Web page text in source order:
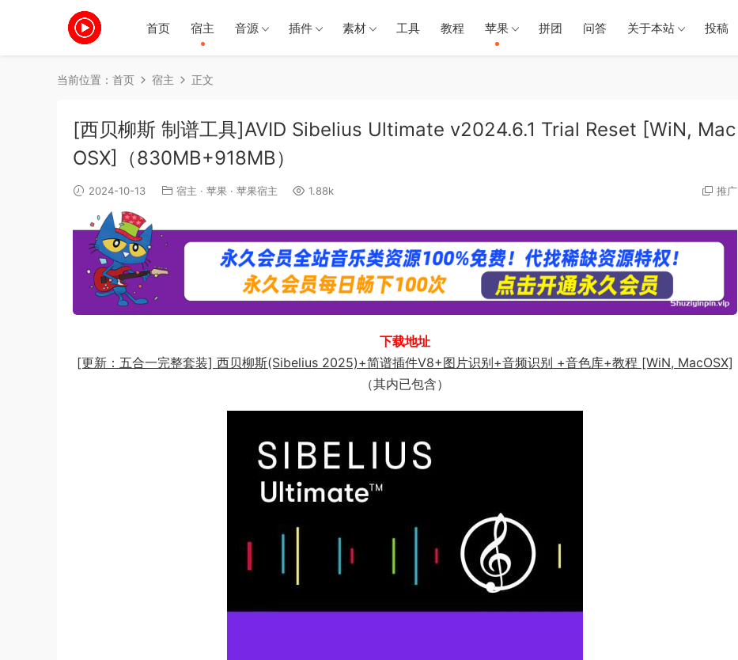
首页 宿主 音源 插件 素材 工具 教程 苹果 拼团 问答 关于本站 投稿
当前位置： 首页 宿主 正文
[西贝柳斯 制谱工具]AVID Sibelius Ultimate v2024.6.1 Trial Reset [WiN, Mac
OSX]（830MB+918MB）
2024-10-13 宿主 · 苹果 · 苹果宿主 1.88k 推广
下载地址
[更新：五合一完整套装] 西贝柳斯(Sibelius 2025)+简谱插件V8+图片识别+音频识别 +音色库+教程 [WiN, MacOSX]
（其内已包含）